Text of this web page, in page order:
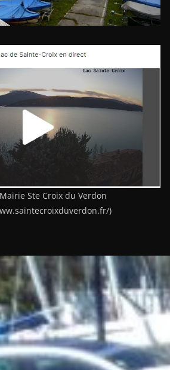
Ste Croix du Verdon
)